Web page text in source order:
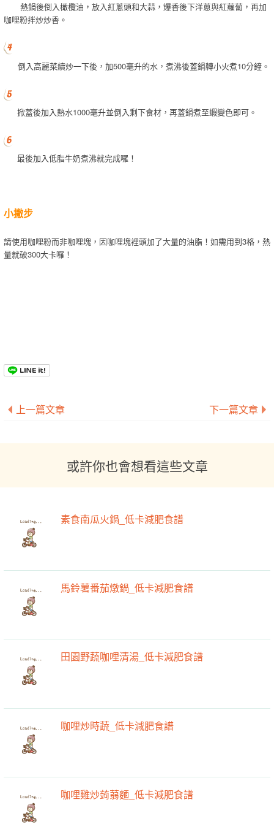
熱鍋後倒入橄欖油，放入紅蔥頭和大蒜，爆香後下洋蔥與紅蘿蔔，再加
咖哩粉拌炒炒香。
倒入高麗菜續炒一下後，加500毫升的水，煮沸後蓋鍋轉小火煮10分鐘。
掀蓋後加入熱水1000毫升並倒入剩下食材，再蓋鍋煮至蝦變色即可。
最後加入低脂牛奶煮沸就完成囉！
小撇步
請使用咖哩粉而非咖哩塊，因咖哩塊裡頭加了大量的油脂！如需用到3格，熱
量就破300大卡囉！
上一篇文章 下一篇文章
或許你也會想看這些文章
素食南瓜火鍋_低卡減肥食譜
馬鈴薯番茄燉鍋_低卡減肥食譜
田園野蔬咖哩清湯_低卡減肥食譜
咖哩炒時蔬_低卡減肥食譜
咖哩雞炒蒟蒻麵_低卡減肥食譜